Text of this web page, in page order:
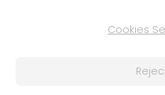
公式ソーシャルメディア
© 2026 CyberLink Corp. 無断複写
Cookies